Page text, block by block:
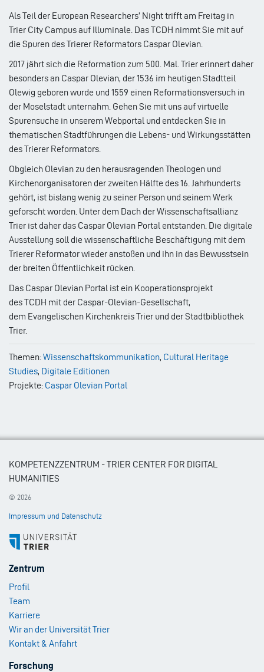
Als Teil der European Researchers’ Night trifft am Freitag in
Trier City Campus auf Illuminale. Das TCDH nimmt Sie mit auf
die Spuren des Trierer Reformators Caspar Olevian.
2017 jährt sich die Reformation zum 500. Mal. Trier erinnert daher
besonders an Caspar Olevian, der 1536 im heutigen Stadtteil
Olewig geboren wurde und 1559 einen Reformationsversuch in
der Moselstadt unternahm. Gehen Sie mit uns auf virtuelle
Spurensuche in unserem Webportal und entdecken Sie in
thematischen Stadtführungen die Lebens- und Wirkungsstätten
des Trierer Reformators.
Obgleich Olevian zu den herausragenden Theologen und
Kirchenorganisatoren der zweiten Hälfte des 16. Jahrhunderts
gehört, ist bislang wenig zu seiner Person und seinem Werk
geforscht worden. Unter dem Dach der Wissenschaftsallianz
Trier ist daher das Caspar Olevian Portal entstanden. Die digitale
Ausstellung soll die wissenschaftliche Beschäftigung mit dem
Trierer Reformator wieder anstoßen und ihn in das Bewusstsein
der breiten Öffentlichkeit rücken.
Das Caspar Olevian Portal ist ein Kooperationsprojekt
des TCDH mit der Caspar-Olevian-Gesellschaft,
dem Evangelischen Kirchenkreis Trier und der Stadtbibliothek
Trier.
Themen:Wissenschaftskommunikation, Cultural Heritage
Studies, Digitale Editionen
Projekte: Caspar Olevian Portal
KOMPETENZZENTRUM - TRIER CENTER FOR DIGITAL
HUMANITIES
© 2026
Impressum und Datenschutz
Footer
1
Zentrum
Profil
Team
Karriere
Wir an der Universität Trier
Kontakt & Anfahrt
Footer
Forschung